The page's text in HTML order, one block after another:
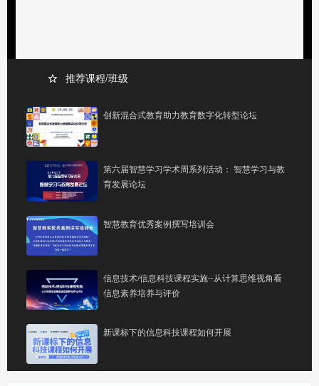
推荐课程/班级
创新混合式教育助力教育数字化转型论坛
第六届智慧学习学术周系列活动： 智慧学习与教
育发展论坛
智慧教育优秀案例撰写培训会
信息技术/信息科技课程实施--从计算思维视角看
信息素养培养与评价
新课标下的信息科技课程如何开展